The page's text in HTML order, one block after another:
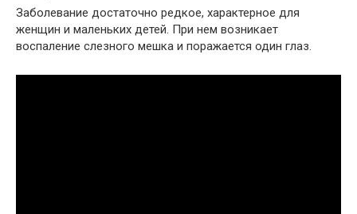
Заболевание достаточно редкое, характерное для
женщин и маленьких детей. При нем возникает
воспаление слезного мешка и поражается один глаз.